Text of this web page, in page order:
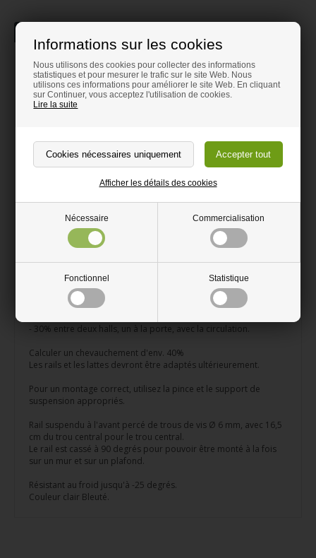
Informations sur les cookies
Nous utilisons des cookies pour collecter des informations
statistiques et pour mesurer le trafic sur le site Web. Nous
utilisons ces informations pour améliorer le site Web. En cliquant
sur Continuer, vous acceptez l'utilisation de cookies.
Lire la suite
Nécessaire Commercialisation
Fonctionnel Statistique
Afficher les détails des cookies
Solution de rideaux lamelles -
Calculer prix
Le système de rideaux verticaux est bon pour:
Réduire le besoin de tirer
Réduire la quantité de poussière.
Assurer le passage
Les lamelles sont disponibles en différentes épaisseurs et
largeurs. Nous recommandons un chevauchement de 30 à 50%
- 30% entre deux halls, un à la porte, avec la circulation.
Calculer un chevauchement d'env. 40%
Les rails et les lattes devront être adaptés ultérieurement.
Pour un montage correct, utilisez la pince et le support de
suspension appropriés.
Rail suspendu à l'avant percé de trous de vis Ø 6 mm, avec 16,5
cm du trou central pour le trou central.
Le rail est cassé à 90 degrés pour pouvoir être monté à la fois
sur un mur et sur un plafond.
Résistant au froid jusqu'à -25 degrés.
Couleur clair Bleuté.